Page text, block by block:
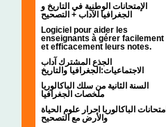
الإمتحانات الوطنية في التاريخ و
الجغرافيا الآداب + التصحيح
Logiciel pour aider les
enseignants à gérer facilement
et efficacement leurs notes.
الجذع المشترك آداب
الاجتماعيات:الجغرافيا والتاريخ
السنة الثانية من سلك الباكالوريا
ملخصات الجغرافيا
امتحانات الباكالوريا احرار علوم الحياة
والأرض مع التصحيح